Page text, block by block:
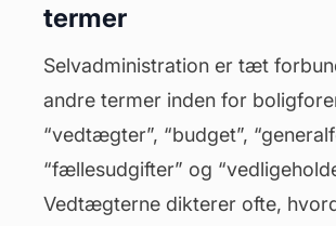
termer
Selvadministration er tæt
andre termer inden for
“vedtægter”, “budget”,
“fællesudgifter” og
Vedtægterne dikterer ofte,